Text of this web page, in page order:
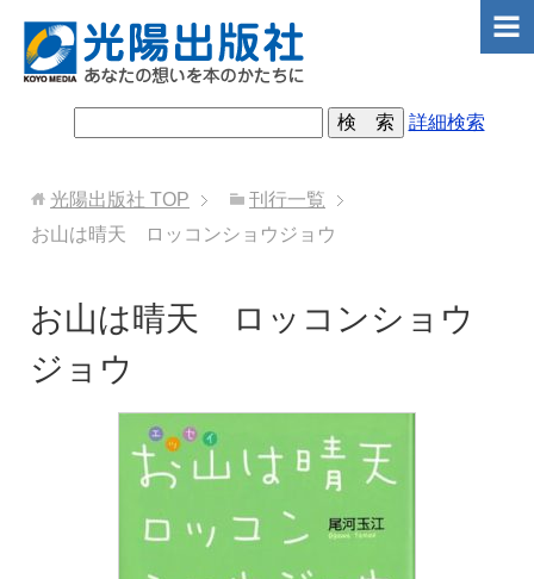
詳細検索
光陽出版社 TOP
刊行一覧
お山は晴天 ロッコンショウジョウ
お山は晴天 ロッコンショウ
ジョウ